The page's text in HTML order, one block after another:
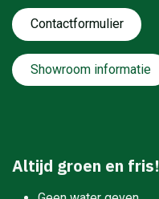
Contactformulie​​​​​​​​r
Showroom informatie
Altijd groen en fris!